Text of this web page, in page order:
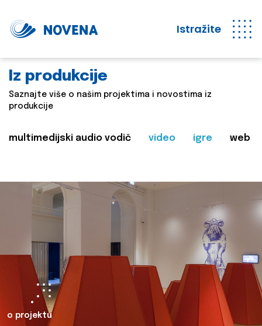
Istražite
Iz produkcije
Saznajte više o našim projektima i novostima iz
produkcije
multimedijski audio vodič video igre web
o projektu